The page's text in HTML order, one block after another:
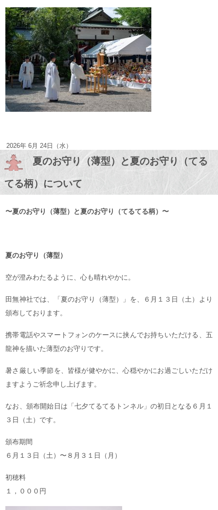
2026年 6月 24日（水）
夏のお守り（薄型）と夏のお守り（てる
てる柄）について
〜夏のお守り （薄型）と夏のお守り（てるてる柄）〜
夏のお守り （薄型）
空が澄みわたるように、心も晴れやかに。
田無神社では、「夏のお守り（薄型）」を、６月１３日（土）より
頒布しております。
携帯電話やスマートフォンのケースに挟んでお持ちいただける、五
龍神を描いた薄型のお守りです。
暑さ厳しい季節を、皆様が健やかに、心穏やかにお過ごしいただけ
ますようご祈念申し上げます。
なお、頒布開始日は「七夕てるてるトンネル」の初日となる６月１
３日（土）です。
頒布期間
６月１３日（土）〜８月３１日（月）
初穂料
１，０００円